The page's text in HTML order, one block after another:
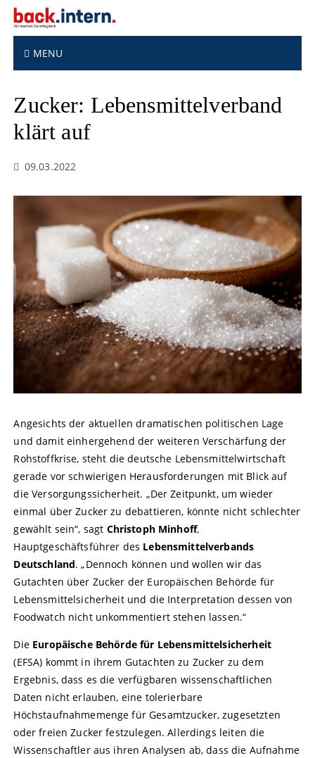
MENU
Zucker: Lebensmittelverband
klärt auf
09.03.2022
Angesichts der aktuellen dramatischen politischen Lage
und damit einhergehend der weiteren Verschärfung der
Rohstoffkrise, steht die deutsche Lebensmittelwirtschaft
gerade vor schwierigen Herausforderungen mit Blick auf
die Versorgungssicherheit. „Der Zeitpunkt, um wieder
einmal über Zucker zu debattieren, könnte nicht schlechter
gewählt sein“, sagt Christoph Minhoff,
Hauptgeschäftsführer des Lebensmittelverbands
Deutschland. „Dennoch können und wollen wir das
Gutachten über Zucker der Europäischen Behörde für
Lebensmittelsicherheit und die Interpretation dessen von
Foodwatch nicht unkommentiert stehen lassen.“
Die Europäische Behörde für Lebensmittelsicherheit
(EFSA) kommt in ihrem Gutachten zu Zucker zu dem
Ergebnis, dass es die verfügbaren wissenschaftlichen
Daten nicht erlauben, eine tolerierbare
Höchstaufnahmemenge für Gesamtzucker, zugesetzten
oder freien Zucker festzulegen. Allerdings leiten die
Wissenschaftler aus ihren Analysen ab, dass die Aufnahme